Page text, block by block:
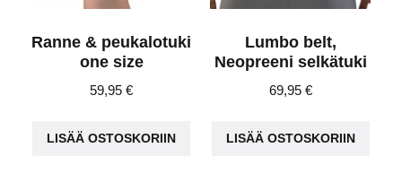
Ranne & peukalotuki
one size
59,95€
LISÄÄ OSTOSKORIIN
Lumbo belt,
Neopreeni selkätuki
69,95 €
LISÄÄ OSTOSKORIIN